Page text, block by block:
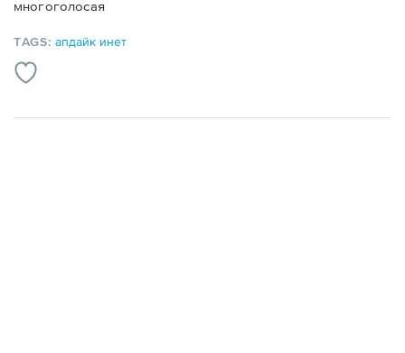
многоголосая
TAGS:апдайк инет